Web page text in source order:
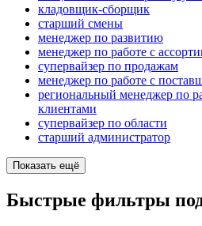
кладовщик-сборщик
старший смены
менеджер по развитию
менеджер по работе с
супервайзер по продажам
менеджер по работе с
региональный менеджер по
клиентами
супервайзер по области
старший администратор
Показать ещё
Быстрые фильтры